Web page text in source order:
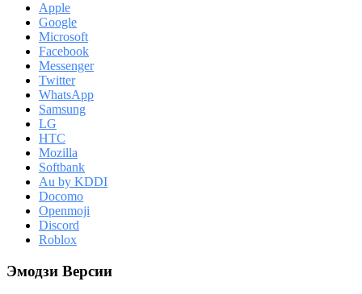
Apple
Google
Microsoft
Facebook
Messenger
Twitter
WhatsApp
Samsung
LG
HTC
Mozilla
Softbank
Au by KDDI
Docomo
Openmoji
Discord
Roblox
Эмодзи Версии